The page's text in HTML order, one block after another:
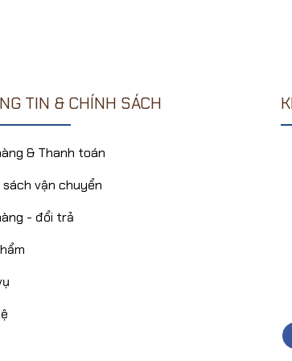
TIN & CHÍNH SÁCH
& Thanh toán
sách vận chuyển
- đổi trả